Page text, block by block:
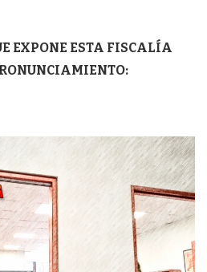
EXPONE ESTA FISCALÍA